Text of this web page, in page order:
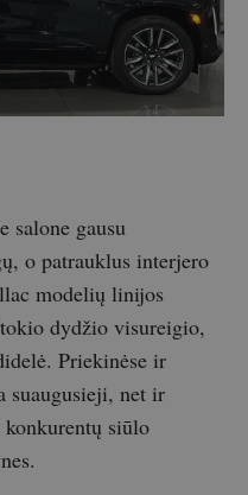
salone gausu
o patrauklus interjero
modelių linijos
dydžio visureigio,
Priekinėse ir
suaugusieji, net ir
konkurentų siūlo